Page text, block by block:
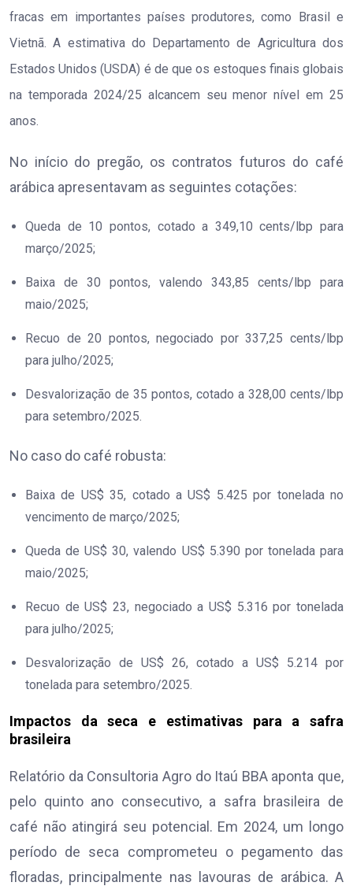
fracas em importantes países produtores, como Brasil e
Vietnã. A estimativa do Departamento de Agricultura dos
Estados Unidos (USDA) é de que os estoques finais globais
na temporada 2024/25 alcancem seu menor nível em 25
anos.
No início do pregão, os contratos futuros do café
arábica apresentavam as seguintes cotações:
Queda de 10 pontos, cotado a 349,10 cents/lbp para
março/2025;
Baixa de 30 pontos, valendo 343,85 cents/lbp para
maio/2025;
Recuo de 20 pontos, negociado por 337,25 cents/lbp
para julho/2025;
Desvalorização de 35 pontos, cotado a 328,00 cents/lbp
para setembro/2025.
No caso do café robusta:
Baixa de US$ 35, cotado a US$ 5.425 por tonelada no
vencimento de março/2025;
Queda de US$ 30, valendo US$ 5.390 por tonelada para
maio/2025;
Recuo de US$ 23, negociado a US$ 5.316 por tonelada
para julho/2025;
Desvalorização de US$ 26, cotado a US$ 5.214 por
tonelada para setembro/2025.
Impactos da seca e estimativas para a safra
brasileira
Relatório da Consultoria Agro do Itaú BBA aponta que,
pelo quinto ano consecutivo, a safra brasileira de
café não atingirá seu potencial. Em 2024, um longo
período de seca comprometeu o pegamento das
floradas, principalmente nas lavouras de arábica. A